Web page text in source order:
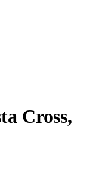
Cross,